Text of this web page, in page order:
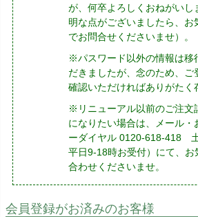
が、何卒よろしくおねがい
明な点がございましたら、お
でお問合せくださいませ）。
※パスワード以外の情報は移
だきましたが、念のため、ご
確認いただければありがたく
※リニューアル以前のご注文
になりたい場合は、メール・
ーダイヤル 0120-618-418
平日9-18時お受付）にて、お
合わせくださいませ。
会員登録がお済みのお客様